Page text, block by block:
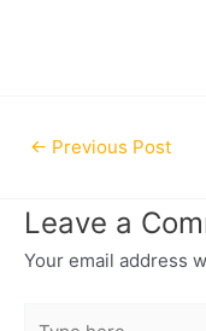
← Previous Post
Leave a
Your email address